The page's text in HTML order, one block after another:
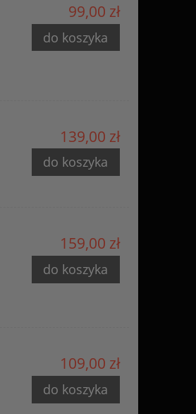
99,00 zł
do koszyka
139,00 zł
do koszyka
159,00 zł
do koszyka
109,00 zł
do koszyka